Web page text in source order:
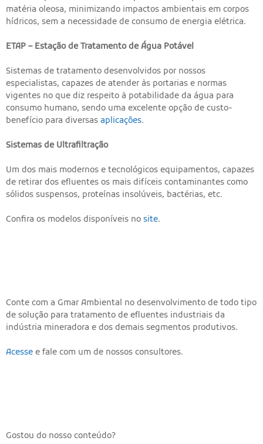
matéria oleosa, minimizando impactos ambientais em corpos
hídricos, sem a necessidade de consumo de energia elétrica.
ETAP – Estação de Tratamento de Água Potável
Sistemas de tratamento desenvolvidos por nossos
especialistas, capazes de atender às portarias e normas
vigentes no que diz respeito à potabilidade da água para
consumo humano, sendo uma excelente opção de custo-
benefício para diversas aplicações.
Sistemas de Ultrafiltração
Um dos mais modernos e tecnológicos equipamentos, capazes
de retirar dos efluentes os mais difíceis contaminantes como
sólidos suspensos, proteínas insolúveis, bactérias, etc.
Confira os modelos disponíveis no site.
Conte com a Gmar Ambiental no desenvolvimento de todo tipo
de solução para tratamento de efluentes industriais da
indústria mineradora e dos demais segmentos produtivos.
Acesse e fale com um de nossos consultores.
Gostou do nosso conteúdo?